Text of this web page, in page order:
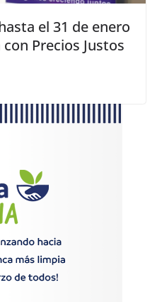
el 31 de enero
Precios Justos